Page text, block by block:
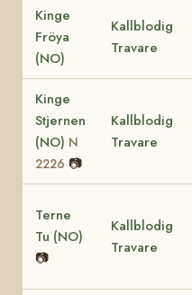
Kinge
Fröya
(NO)
Kallblodig
Travare
Kinge
Stjernen
(NO) N
2226 📷
Kallblodig
Travare
Terne
Tu (NO)
📷
Kallblodig
Travare